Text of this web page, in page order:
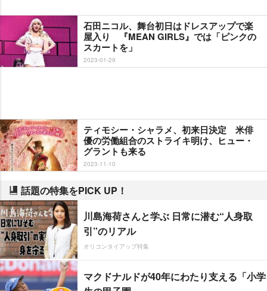
石田ニコル、舞台初日はドレスアップで楽
屋入り 『MEAN GIRLS』では「ピンクの
スカートを」
2023-01-29
ティモシー・シャラメ、初来日決定 米俳
優の労働組合のストライキ明け、ヒュー・
グラントも来る
2023-11-10
話題の特集をPICK UP！
川島海荷さんと学ぶ 日常に潜む“人身取
引”のリアル
オリコンタイアップ特集
マクドナルドが40年にわたり支える「小学